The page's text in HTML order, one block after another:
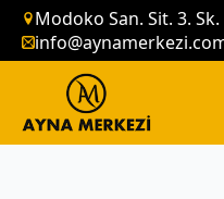
Modoko San. Sit. 3.